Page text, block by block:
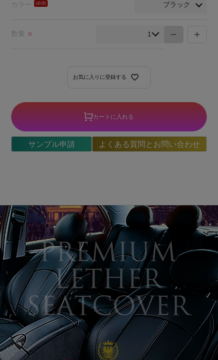
カラー
お気に入りに登録する
数量 ※
カートに入れる
サンプル申請 よくある質問とお問い合わせ